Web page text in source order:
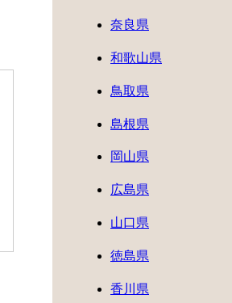
奈良県
和歌山県
鳥取県
島根県
岡山県
広島県
山口県
徳島県
香川県